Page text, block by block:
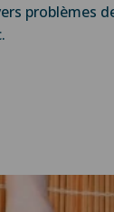
problèmes